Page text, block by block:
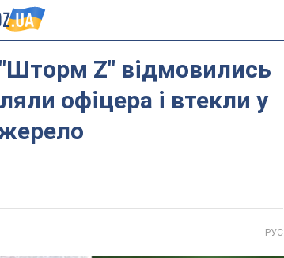
Z" відмовились
офіцера і втекли у
РУС